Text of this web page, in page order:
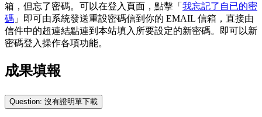
箱，但忘了密碼。可以在登入頁面，點擊「 我忘記了自已的密
碼 」即可由系統發送重設密碼信到你的 EMAIL 信箱，直接由
信件中的超連結點連到本站填入所要設定的新密碼。即可以新
密碼登入操作各項功能。
成果填報
Question: 沒有證明單下載